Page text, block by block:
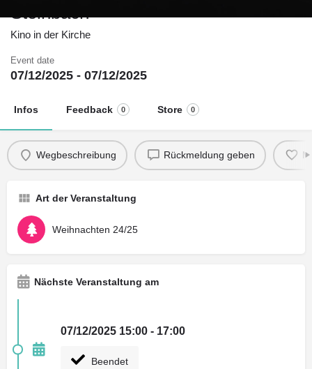
Steinbach
Kino in der Kirche
Event date
07/12/2025 - 07/12/2025
Infos Feedback 0 Store 0
Wegbeschreibung Rückmeldung geben
Art der Veranstaltung
Weihnachten 24/25
Nächste Veranstaltung am
07/12/2025 15:00 - 17:00
Beendet